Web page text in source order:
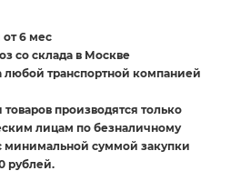
от 6 мес
со склада в Москве
любой транспортной компанией
товаров производятся только
лицам по безналичному
минимальной суммой закупки
рублей.